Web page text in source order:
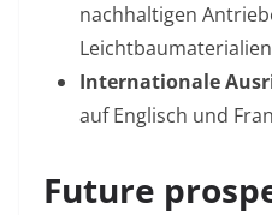
nachhaltigen
Leichtbaumaterialien
Internationale
auf Englisch und
Future